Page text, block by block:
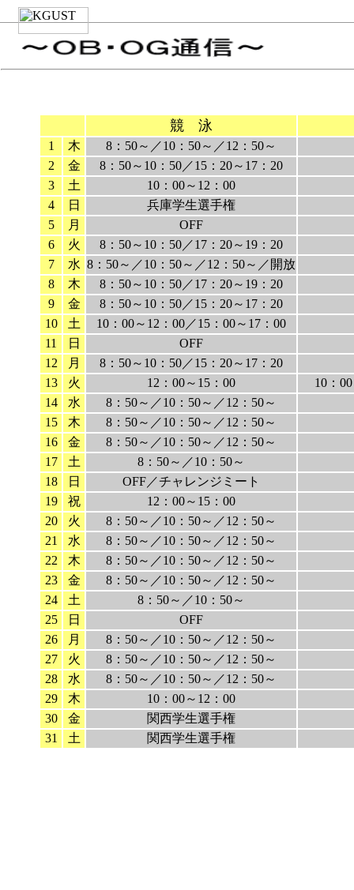
競 泳
1 木
8：50～／10：50～／12：50～
2
金
8：50～10：50／15：20～17：20
3
土
10：00～12：00
4
日
兵庫学生選手権
5
月
OFF
6
火
8：50～10：50／17：20～19：20
7
水 8：50～／10：50～／12：50～／開放
8
木
8：50～10：50／17：20～19：20
9
金
8：50～10：50／15：20～17：20
10
土
10：00～12：00／15：00～17：00
11
日
OFF
12
月
8：50～10：50／15：20～17：20
13
火 12：00～15：00
10：
14
水
8：50～／10：50～／12：50～
15
木
8：50～／10：50～／12：50～
16
金
8：50～／10：50～／12：50～
17
土
8：50～／10：50～
18
日
OFF／チャレンジミート
19
祝
12：00～15：00
20
火
8：50～／10：50～／12：50～
21
水
8：50～／10：50～／12：50～
22
木
8：50～／10：50～／12：50～
23
金
8：50～／10：50～／12：50～
24
土
8：50～／10：50～
25
日
OFF
26
月
8：50～／10：50～／12：50～
27
火
8：50～／10：50～／12：50～
28
水
8：50～／10：50～／12：50～
29
木
10：00～12：00
30
金
関西学生選手権
31
土 関西学生選手権